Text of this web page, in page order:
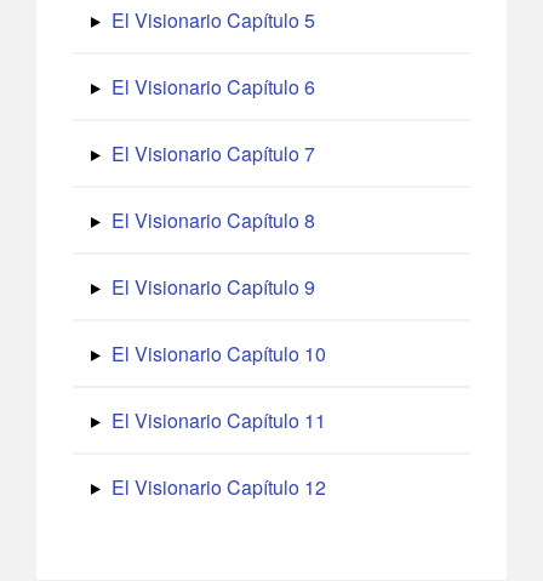
El Visionario Capítulo 5
El Visionario Capítulo 6
El Visionario Capítulo 7
El Visionario Capítulo 8
El Visionario Capítulo 9
El Visionario Capítulo 10
El Visionario Capítulo 11
El Visionario Capítulo 12